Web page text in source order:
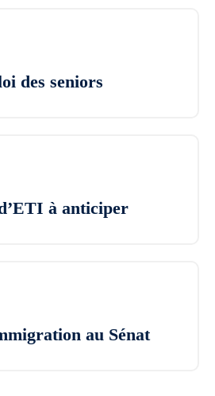
des seniors
à anticiper
au Sénat